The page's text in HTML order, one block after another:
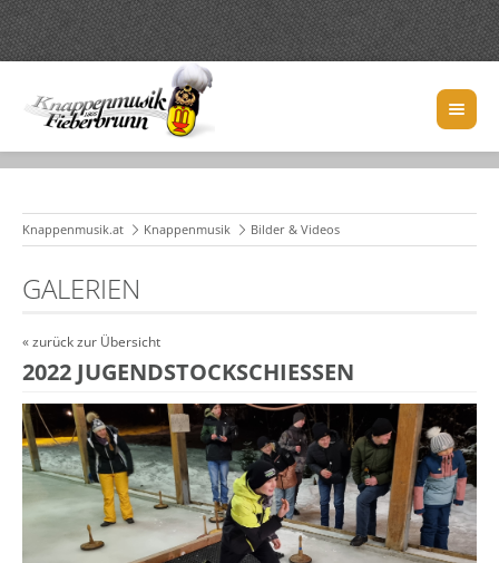
Knappenmusik.at Knappenmusik Bilder & Videos
GALERIEN
« zurück zur Übersicht
2022 JUGENDSTOCKSCHIESSEN